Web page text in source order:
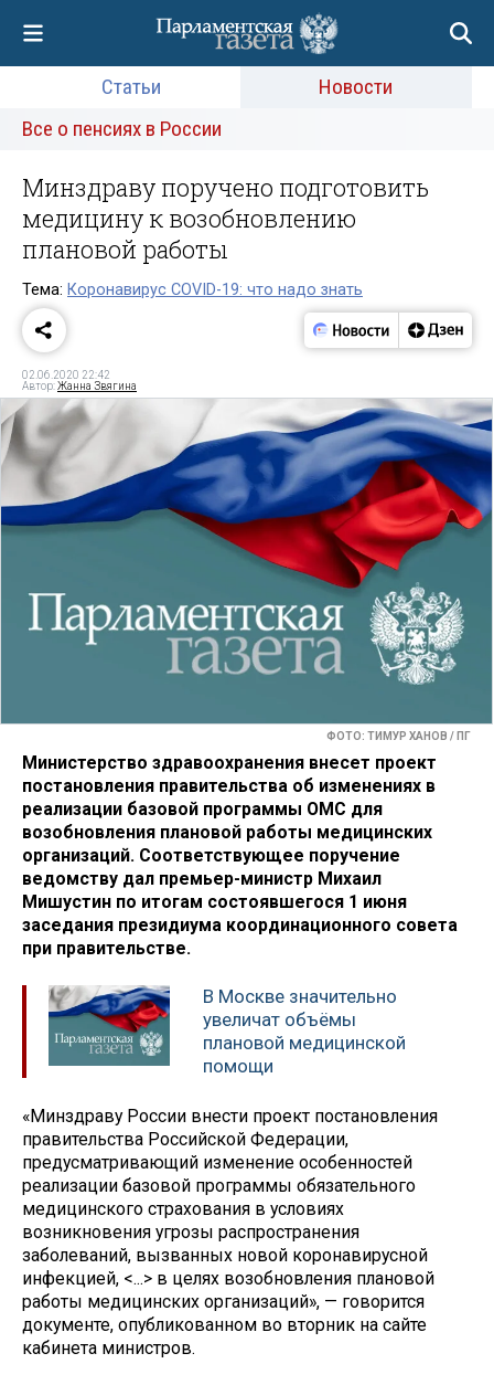
Статьи
Новости
Все о пенсиях в России
Минздраву поручено подготовить
медицину к возобновлению
плановой работы
Тема: Коронавирус COVID-19: что надо знать
02.06.2020 22:42
Автор:Жанна Звягина
ФОТО: ТИМУР ХАНОВ / ПГ
Министерство здравоохранения внесет проект
постановления правительства об изменениях в
реализации базовой программы ОМС для
возобновления плановой работы медицинских
организаций. Соответствующее поручение
ведомству дал премьер-министр Михаил
Мишустин по итогам состоявшегося 1 июня
заседания президиума координационного совета
при правительстве.
В Москве значительно
увеличат объёмы
плановой медицинской
помощи
«Минздраву России внести проект постановления
правительства Российской Федерации,
предусматривающий изменение особенностей
реализации базовой программы обязательного
медицинского страхования в условиях
возникновения угрозы распространения
заболеваний, вызванных новой коронавирусной
инфекцией, <...> в целях возобновления плановой
работы медицинских организаций», — говорится
документе, опубликованном во вторник на сайте
кабинета министров.